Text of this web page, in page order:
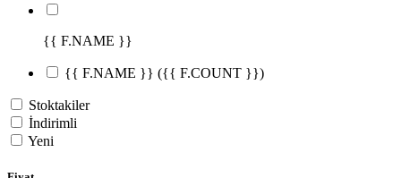
{{ F.NAME }}
{{ F.NAME }} ({{ F.COUNT }})
Stoktakiler
İndirimli
Yeni